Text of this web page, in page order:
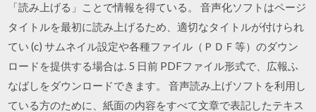
「読み上げる」ことで情報を得ている。 音声化ソフトはページ
タイトルを最初に読み上げるため、適切なタイトルが付けられ
てい (c) サムネイル設定や各種ファイル（ＰＤＦ等）のダウン
ロードを提供する場合は. 5 日前 PDFファイル形式で、広報ふ
なばしをダウンロードできます。 音声読み上げソフトを利用し
ている方のために、紙面の内容をすべて文章で表記したテキス